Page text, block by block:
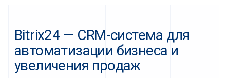
Bitrix24 — CRM-система для
автоматизации бизнеса и
увеличения продаж